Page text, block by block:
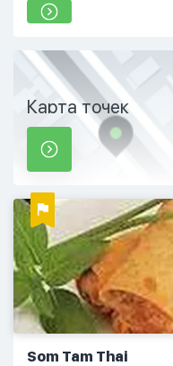
Карта точек
Som Tam Thai